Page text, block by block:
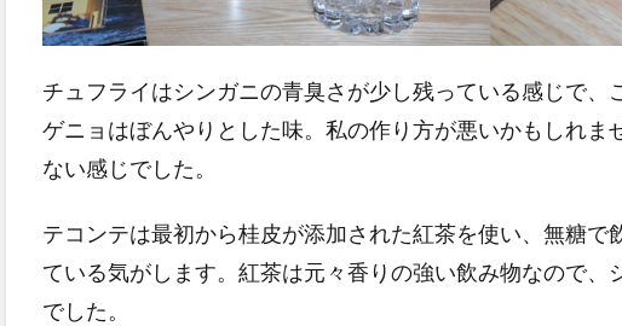
チュフライはシンガニの青臭さが少し残っている感じで、
ゲニョはぼんやりとした味。私の作り方が悪いかもしれま
ない感じでした。
テコンテは最初から桂皮が添加された紅茶を使い、無糖で
ている気がします。紅茶は元々香りの強い飲み物なので、
でした。